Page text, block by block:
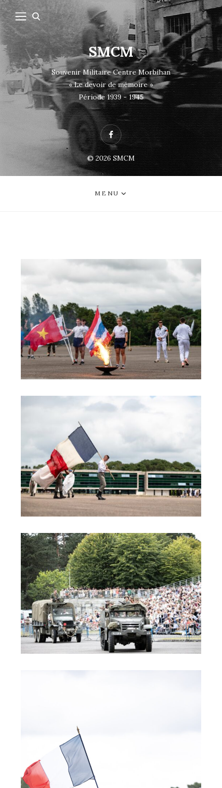
SMCM
Souvenir Militaire Centre Morbihan
« Le devoir de mémoire »
Période 1939 - 1945
Facebook
© 2026 SMCM
MENU